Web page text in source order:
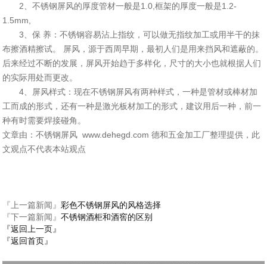
2、不锈钢屏风的厚度管材一般是1.0,框架的厚度一般是1.2-
1.5mm,
3、保 养：不锈钢容易沾上指纹，可以做无指纹加工或用半干的抹
布擦酒精擦试。 屏风，源于西周早期，最初人们是用来挡风和遮蔽的。
后来经过不断的发展，屏风开始趋于多样化，尺寸的大小也就根据人们
的实际用处而更改。
4、屏风样式：现在不锈钢屏风有两种样式，一种是管材或棒材加
工而成的形式，还有一种是激光板材加工的形式，建议用后一种，前一
种有时需要焊接碰角。
文章由：不锈钢屏风 www.dehegd.com 德和五金加工厂整理提供，此
文观点不代表本站观点
『上一篇新闻』彩色不锈钢屏风的风格选择
『下一篇新闻』不锈钢酒柜和酒窖的区别
『返回上一页』
『返回首页』